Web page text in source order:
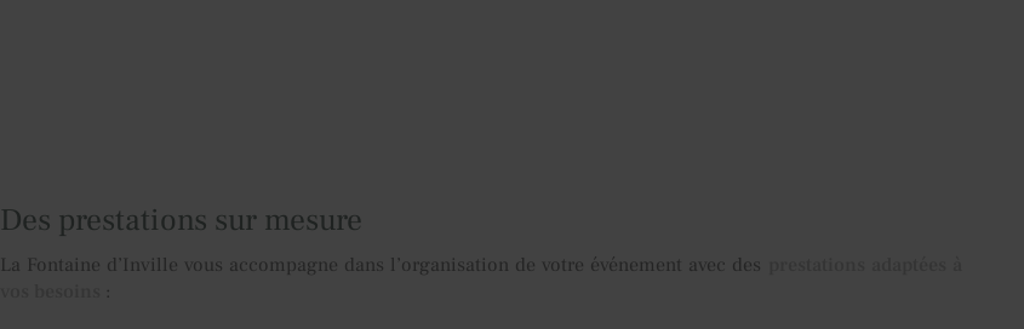
Des prestations sur mesure
La Fontaine d’Inville vous accompagne dans l’organisation de votre événement avec des
: